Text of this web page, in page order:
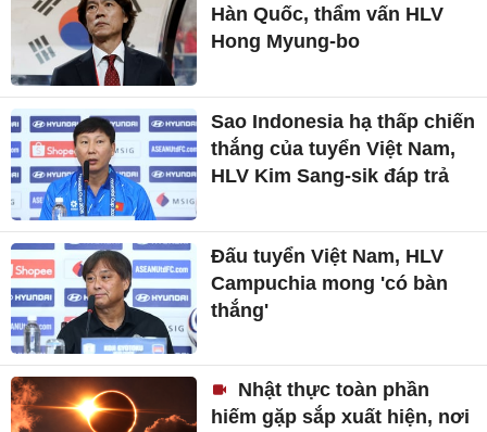
Hàn Quốc, thẩm vấn HLV
Hong Myung-bo
Sao Indonesia hạ thấp chiến
thắng của tuyển Việt Nam,
HLV Kim Sang-sik đáp trả
Đấu tuyển Việt Nam, HLV
Campuchia mong 'có bàn
thắng'
Nhật thực toàn phần
hiếm gặp sắp xuất hiện, nơi